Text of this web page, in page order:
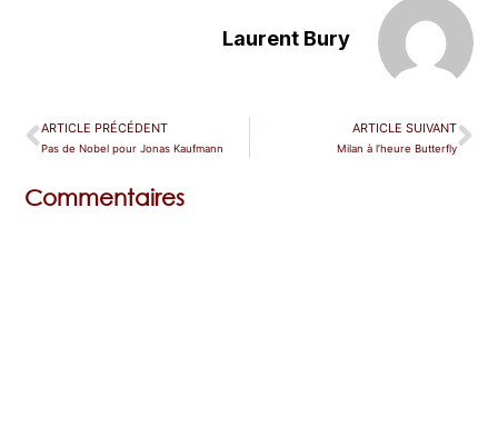
Laurent Bury
ARTICLE PRÉCÉDENT
Pas de Nobel pour Jonas Kaufmann
ARTICLE SUIVANT
Milan à l’heure Butterfly
Commentaires